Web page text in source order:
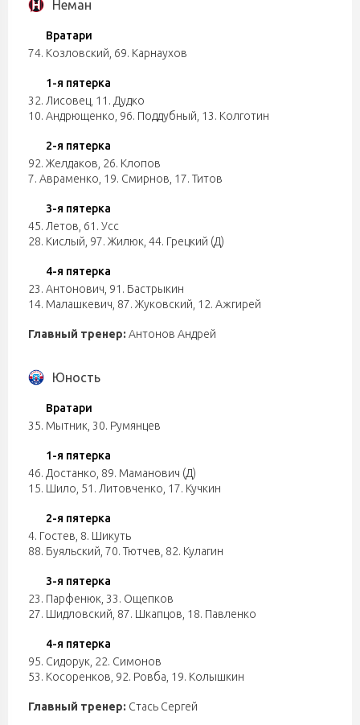
Неман
Вратари
74. Козловский 69. Карнаухов
1-я пятерка
32. Лисовец 11. Дудко
10. Андрющенко 96. Поддубный 13. Колготин
2-я пятерка
92. Желдаков 26. Клопов
7. Авраменко 19. Смирнов 17. Титов
3-я пятерка
45. Летов 61. Усс
28. Кислый 97. Жилюк 44. Грецкий (Д)
4-я пятерка
23. Антонович 91. Бастрыкин
14. Малашкевич 87. Жуковский 12. Ажгирей
Главный тренер: Антонов Андрей
Юность
Вратари
35. Мытник 30. Румянцев
1-я пятерка
46. Достанко 89. Маманович (Д)
15. Шило 51. Литовченко 17. Кучкин
2-я пятерка
4. Гостев 8. Шикуть
88. Буяльский 70. Тютчев 82. Кулагин
3-я пятерка
23. Парфенюк 33. Ощепков
27. Шидловский 87. Шкапцов 18. Павленко
4-я пятерка
95. Сидорук 22. Симонов
53. Косоренков 92. Ровба 19. Колышкин
Главный тренер: Стась Сергей